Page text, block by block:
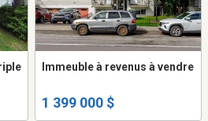
Immeuble à revenus à vendre
1 399 000 $